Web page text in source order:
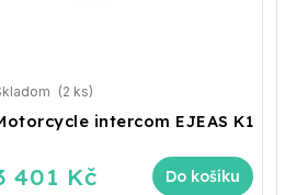
intercom EJEAS K1
(2 ks)
401 Kč Do košíku